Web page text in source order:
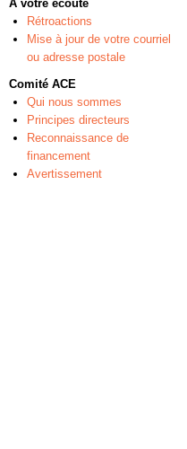
À votre écoute
Rétroactions
Mise à jour de votre courriel
ou adresse postale
Comité ACE
Qui nous sommes
Principes directeurs
Reconnaissance de
financement
Avertissement